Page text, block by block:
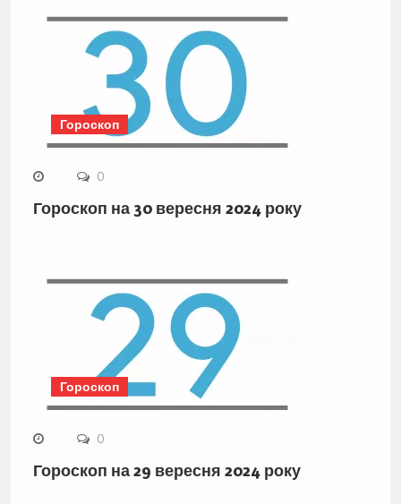
Гороскоп
0
Гороскоп на 30 вересня 2024 року
Гороскоп
0
Гороскоп на 29 вересня 2024 року